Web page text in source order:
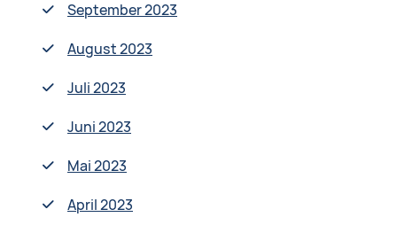
September 2023
August 2023
Juli 2023
Juni 2023
Mai 2023
April 2023